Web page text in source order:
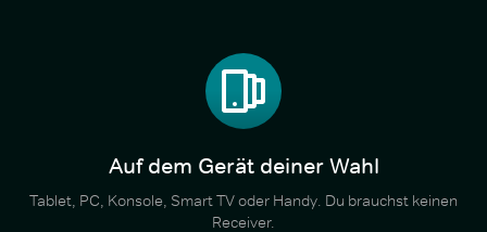
Auf dem Gerät deiner Wahl
Tablet, PC, Konsole, Smart TV oder Handy. Du brauchst keinen
Receiver.